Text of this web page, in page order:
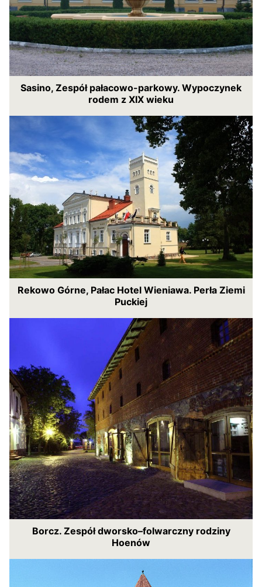
Sasino, Zespół pałacowo-parkowy. Wypoczynek
rodem z XIX wieku
Rekowo Górne, Pałac Hotel Wieniawa. Perła Ziemi
Puckiej
Borcz. Zespół dworsko–folwarczny rodziny
Hoenów